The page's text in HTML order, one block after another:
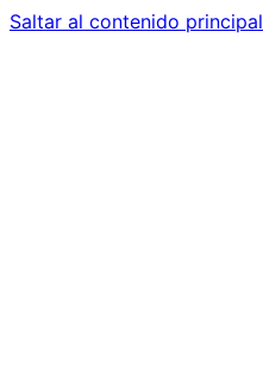
Saltar al contenido principal